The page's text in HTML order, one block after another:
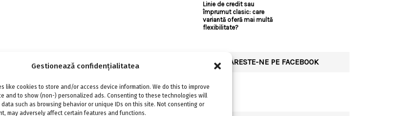
Gestionează confidențialitatea
like cookies to store and/or access device information. We do this to improve
and to show (non-) personalized ads. Consenting to these technologies will
such as browsing behavior or unique IDs on this site. Not consenting or
may adversely affect certain features and functions.
Linie de credit sau
împrumut clasic: care
variantă oferă mai multă
flexibilitate?
URMARESTE-NE PE FACEBOOK